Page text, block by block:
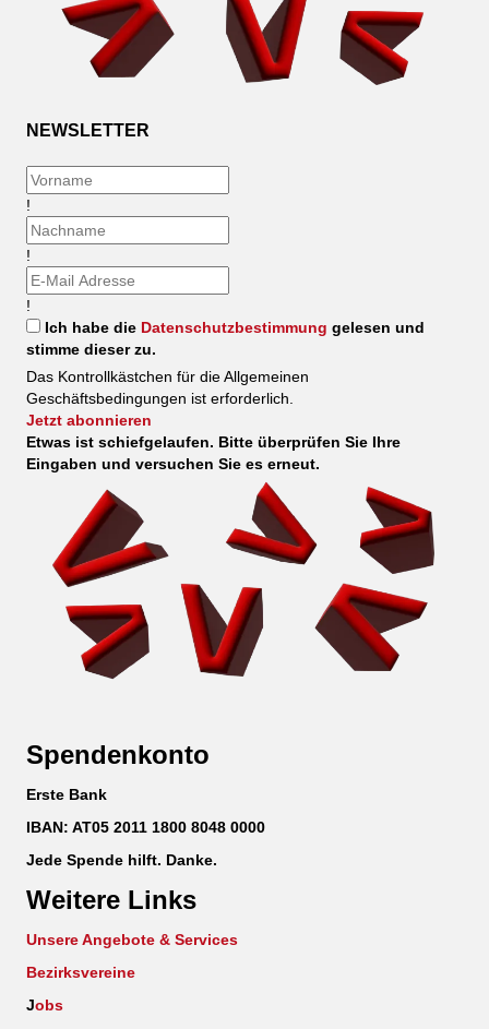
NEWSLETTER
!
!
!
Ich habe die Datenschutzbestimmung gelesen und
stimme dieser zu.
Das Kontrollkästchen für die Allgemeinen
Geschäftsbedingungen ist erforderlich.
Jetzt abonnieren
Etwas ist schiefgelaufen. Bitte überprüfen Sie Ihre
Eingaben und versuchen Sie es erneut.
Spendenkonto
Erste Bank
IBAN: AT05 2011 1800 8048 0000
Jede Spende hilft. Danke.
Weitere Links
Unsere Angebote & Services
Bezirksvereine
Jobs